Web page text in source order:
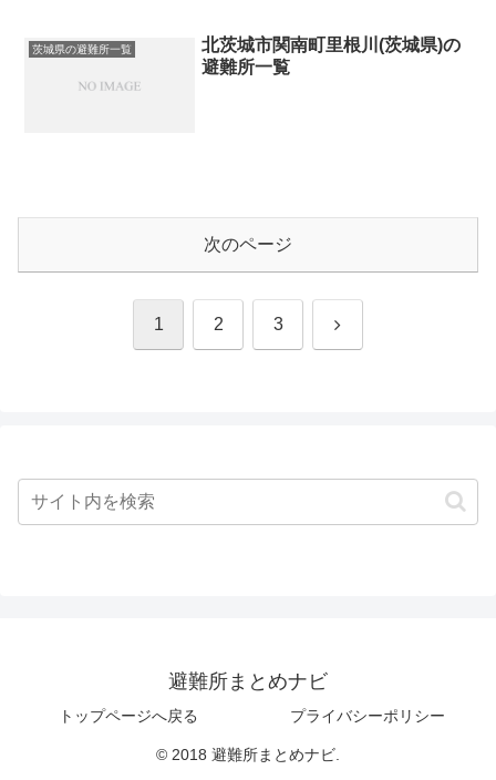
茨城県の避難所一覧
北茨城市関南町里根川(茨城県)の
避難所一覧
次のページ
1 2 3 次
避難所まとめナビ
トップページへ戻る プライバシーポリシー
© 2018 避難所まとめナビ.